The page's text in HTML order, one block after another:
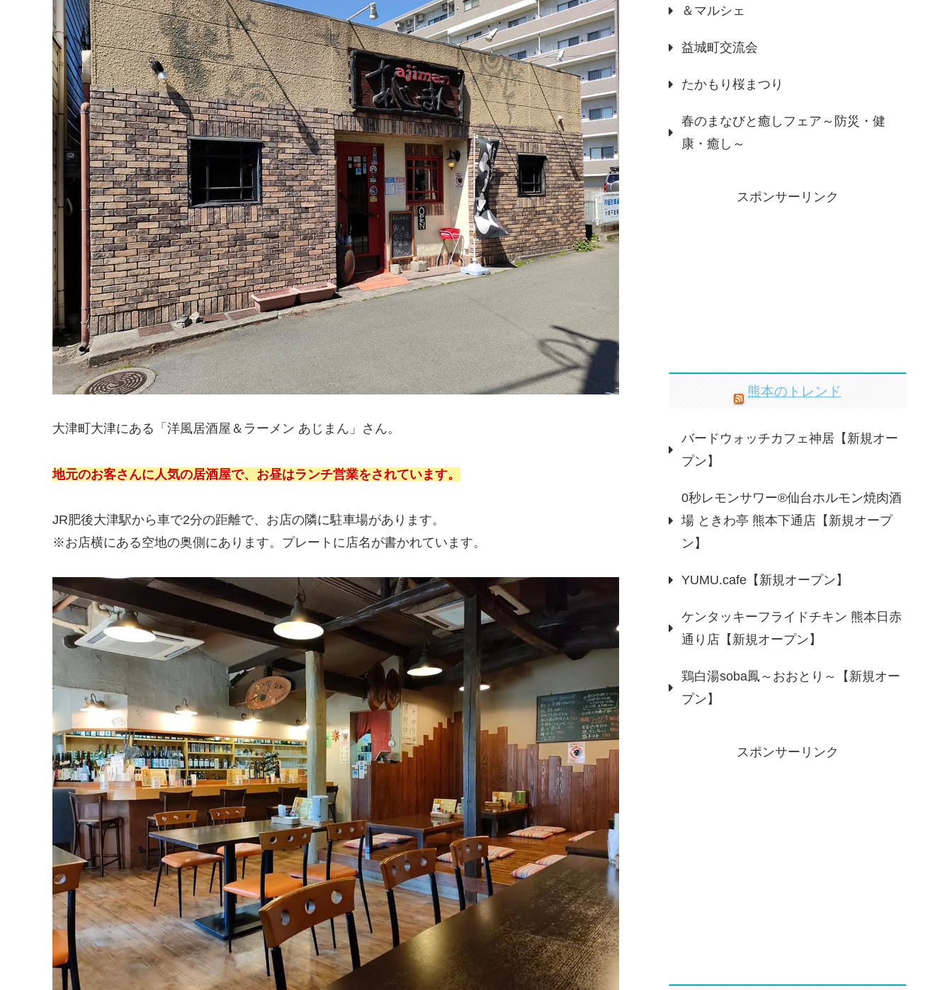
大津町大津にある「洋風居酒屋＆ラーメン あじまん」さん。
地元のお客さんに人気の居酒屋で、お昼はランチ営業をされています。
JR肥後大津駅から車で2分の距離で、お店の隣に駐車場があります。
※お店横にある空地の奥側にあります。プレートに店名が書かれています。
＆マルシェ
益城町交流会
たかもり桜まつり
春のまなびと癒しフェア～防災・健
康・癒し～
スポンサーリンク
熊本のトレンド
バードウォッチカフェ神居【新規オー
プン】
0秒レモンサワー®仙台ホルモン焼肉酒
場 ときわ亭 熊本下通店【新規オープ
ン】
YUMU.cafe【新規オープン】
ケンタッキーフライドチキン 熊本日赤
通り店【新規オープン】
鶏白湯soba鳳～おおとり～【新規オー
プン】
スポンサーリンク